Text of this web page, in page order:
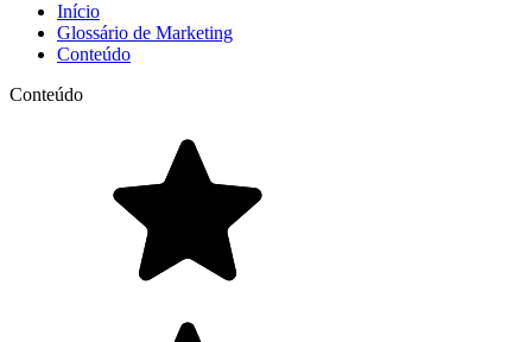
Início
Glossário de Marketing
Conteúdo
Conteúdo